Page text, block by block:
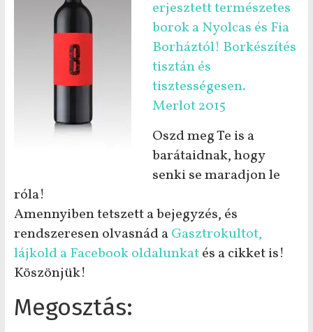
erjesztett természetes
borok a Nyolcas és Fia
Borháztól! Borkészítés
tisztán és
tisztességesen.
Merlot 2015
Oszd meg Te is a
barátaidnak, hogy
senki se maradjon le
róla!
Amennyiben tetszett a bejegyzés, és
rendszeresen olvasnád aGasztrokultot,
lájkold a Facebook oldalunkatés a cikket is!
Köszönjük!
Megosztás: